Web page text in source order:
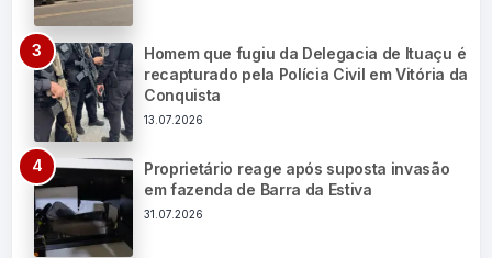
Homem que fugiu da Delegacia de Ituaçu é
recapturado pela Polícia Civil em Vitória da
Conquista
13.07.2026
Proprietário reage após suposta invasão
em fazenda de Barra da Estiva
31.07.2026